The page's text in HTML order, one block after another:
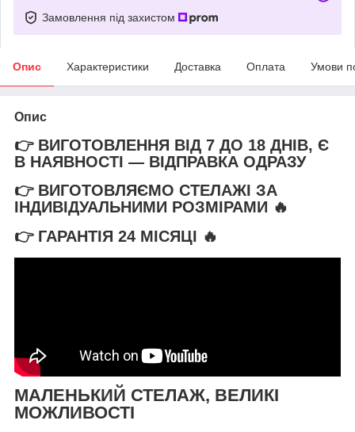
Замовлення під захистом
Опис Характеристики Доставка Оплата Умови
Опис
👉 ВИГОТОВЛЕННЯ ВІД 7 ДО 18 ДНІВ, Є
В НАЯВНОСТІ — ВІДПРАВКА ОДРАЗУ
👉 ВИГОТОВЛЯЄМО СТЕЛАЖІ ЗА
ІНДИВІДУАЛЬНИМИ РОЗМІРАМИ 🔥
👉 ГАРАНТІЯ 24 МІСЯЦІ 🔥
МАЛЕНЬКИЙ СТЕЛАЖ, ВЕЛИКІ
МОЖЛИВОСТІ